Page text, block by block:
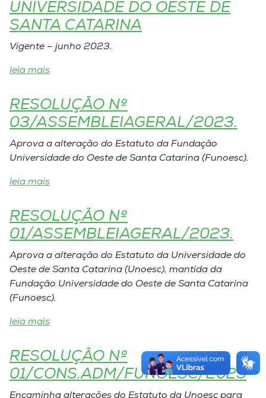
UNIVERSIDADE DO OESTE DE
SANTA CATARINA
Vigente – junho 2023.
leia mais
RESOLUÇÃO Nº
03/ASSEMBLEIAGERAL/2023.
Aprova a alteração do Estatuto da Fundação
Universidade do Oeste de Santa Catarina (Funoesc).
leia mais
RESOLUÇÃO Nº
01/ASSEMBLEIAGERAL/2023.
Aprova a alteração do Estatuto da Universidade do
Oeste de Santa Catarina (Unoesc), mantida da
Fundação Universidade do Oeste de Santa Catarina
(Funoesc).
leia mais
RESOLUÇÃO Nº
01/CONS.ADM/FUNOESC/2023
Encaminha alterações do Estatuto da Unoesc para